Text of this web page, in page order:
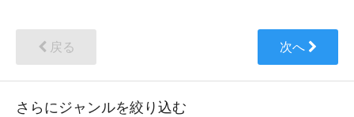
戻る 次へ
さらにジャンルを絞り込む